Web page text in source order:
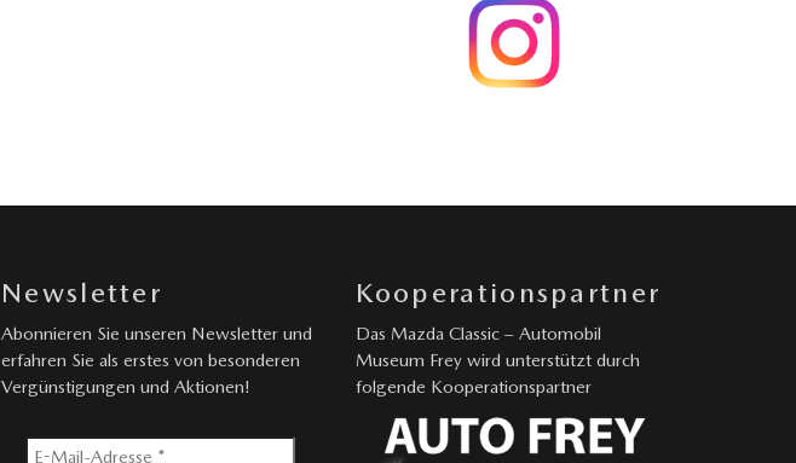
Newsletter
Abonnieren Sie unseren Newsletter und
erfahren Sie als erstes von besonderen
Vergünstigungen und Aktionen!
Kooperationspartner
Das Mazda Classic – Automobil
Museum Frey wird unterstützt durch
folgende Kooperationspartner